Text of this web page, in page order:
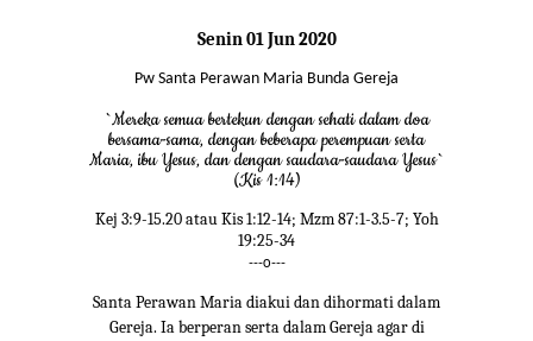
Senin 01 Jun 2020
Pw Santa Perawan Maria Bunda Gereja
`Mereka semua bertekun dengan sehati dalam doa
bersama-sama, dengan beberapa perempuan serta
Maria, ibu Yesus, dan dengan saudara-saudara Yesus`
(Kis 1:14)
Kej 3:9-15.20 atau Kis 1:12-14; Mzm 87:1-3.5-7; Yoh
19:25-34
---o---
Santa Perawan Maria diakui dan dihormati dalam
Gereja. Ia berperan serta dalam Gereja agar di